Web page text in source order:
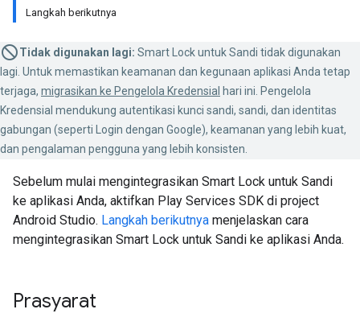
Langkah berikutnya
Tidak digunakan lagi: Smart Lock untuk Sandi tidak digunakan
lagi. Untuk memastikan keamanan dan kegunaan aplikasi Anda tetap
terjaga, migrasikan ke Pengelola Kredensial hari ini. Pengelola
Kredensial mendukung autentikasi kunci sandi, sandi, dan identitas
gabungan (seperti Login dengan Google), keamanan yang lebih kuat,
dan pengalaman pengguna yang lebih konsisten.
Sebelum mulai mengintegrasikan Smart Lock untuk Sandi
ke aplikasi Anda, aktifkan Play Services SDK di project
Android Studio. Langkah berikutnya menjelaskan cara
mengintegrasikan Smart Lock untuk Sandi ke aplikasi Anda.
Prasyarat